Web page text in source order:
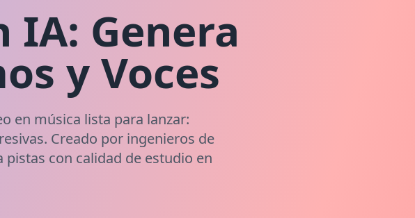
IA: Genera
y Voces
en música lista para lanzar:
Creado por ingenieros de
con calidad de estudio en